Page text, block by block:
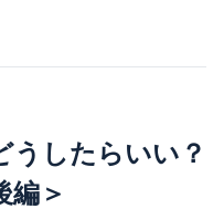
うしたらいい？
編＞